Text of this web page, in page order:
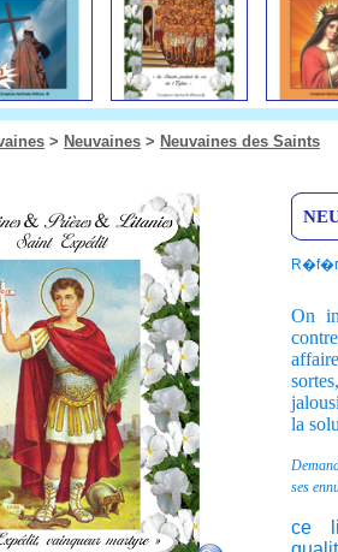
> Neuvaines > Neuvaines des Saints
On
la
ses
ce